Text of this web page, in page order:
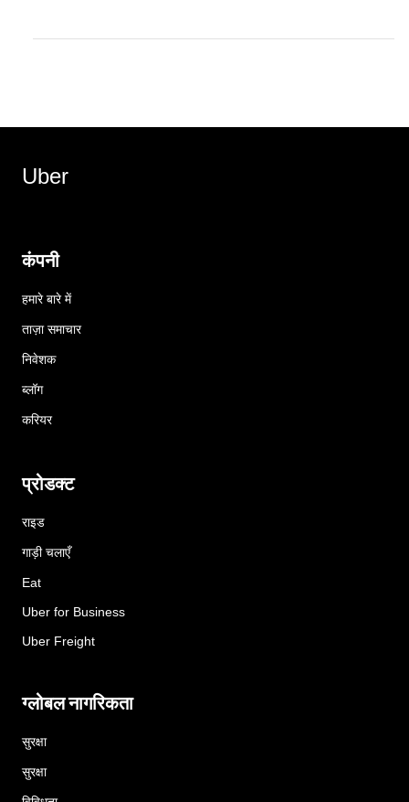
Uber
कंपनी
हमारे बारे में
ताज़ा समाचार
निवेशक
ब्लॉग
करियर
प्रोडक्ट
राइड
गाड़ी चलाएँ
Eat
Uber for Business
Uber Freight
ग्लोबल नागरिकता
सुरक्षा
सुरक्षा